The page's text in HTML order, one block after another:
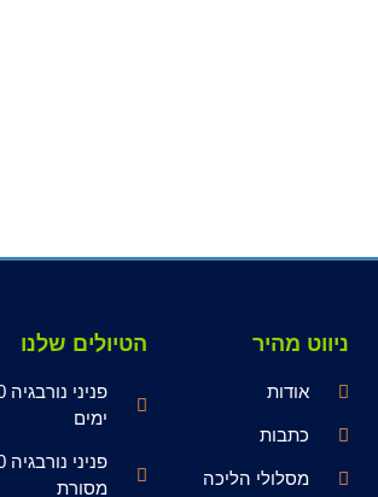
ניווט מהיר
אודות
כתבות
מסלולי הליכה
הטיולים שלנו
ימים
מסורת